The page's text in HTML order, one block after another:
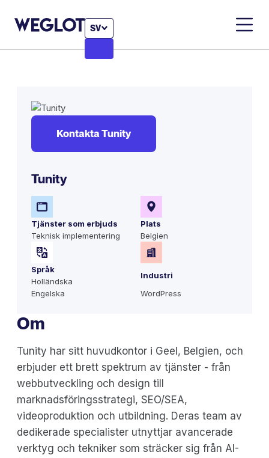
SV
Kontakta Tunity
Tunity
Tjänster som erbjuds
Teknisk implementering
Plats
Belgien
Språk
Holländska
Engelska
Industri
WordPress
Om
Tunity har sitt huvudkontor i Geel, Belgien, och
erbjuder ett brett spektrum av tjänster - från
webbutveckling och design till
marknadsföringsstrategi, SEO/SEA,
videoproduktion och utbildning. Deras team av
dedikerade specialister utnyttjar avancerade
verktyg och tekniker som sträcker sig från AI-